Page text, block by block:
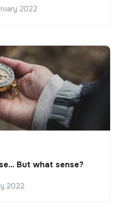
2022
But what sense?
2022